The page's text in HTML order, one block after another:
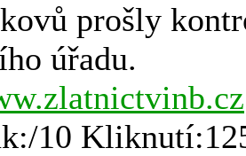
prošly
úřadu.
10